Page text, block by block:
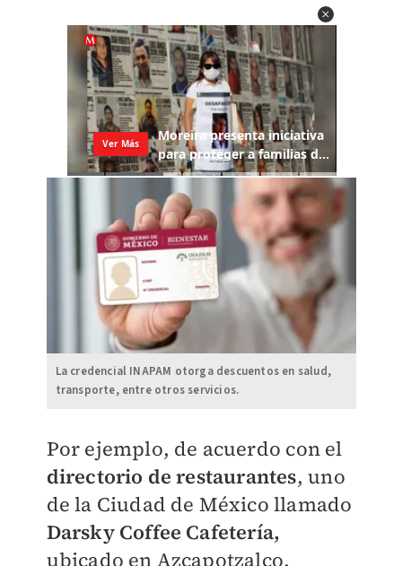
La credencial INAPAM otorga descuentos en salud,
transporte, entre otros servicios.
Por ejemplo, de acuerdo con el
directorio de restaurantes, uno
de la Ciudad de México llamado
Darsky Coffee Cafetería,
ubicado en Azcapotzalco,